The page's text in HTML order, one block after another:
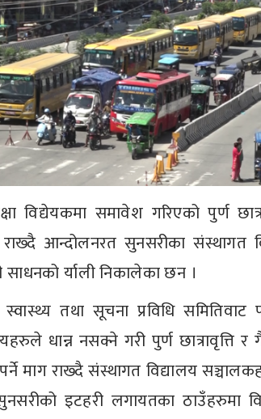
विद्येयकमा समावेश गरिएको पुर्ण
राख्दै आन्दोलनरत सुनसरीका
साधनको र्याली निकालेका छन ।
स्वास्थ्य तथा सूचना प्रविधि समितिवाट
धान्न नसक्ने गरी पुर्ण
पर्ने माग राख्दै संस्थागत विद्यालय
इटहरी लगायतका ठाउँहरुमा